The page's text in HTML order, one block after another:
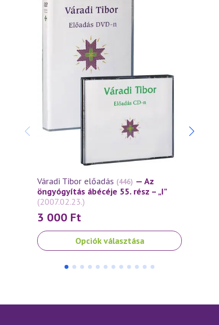
Váradi Tibor előadás (446) — Az
öngyógyítás ábécéje 55. rész – „I”
(2007.02.23.)
3 000 Ft
Opciók választása
Ennek
a
A
A